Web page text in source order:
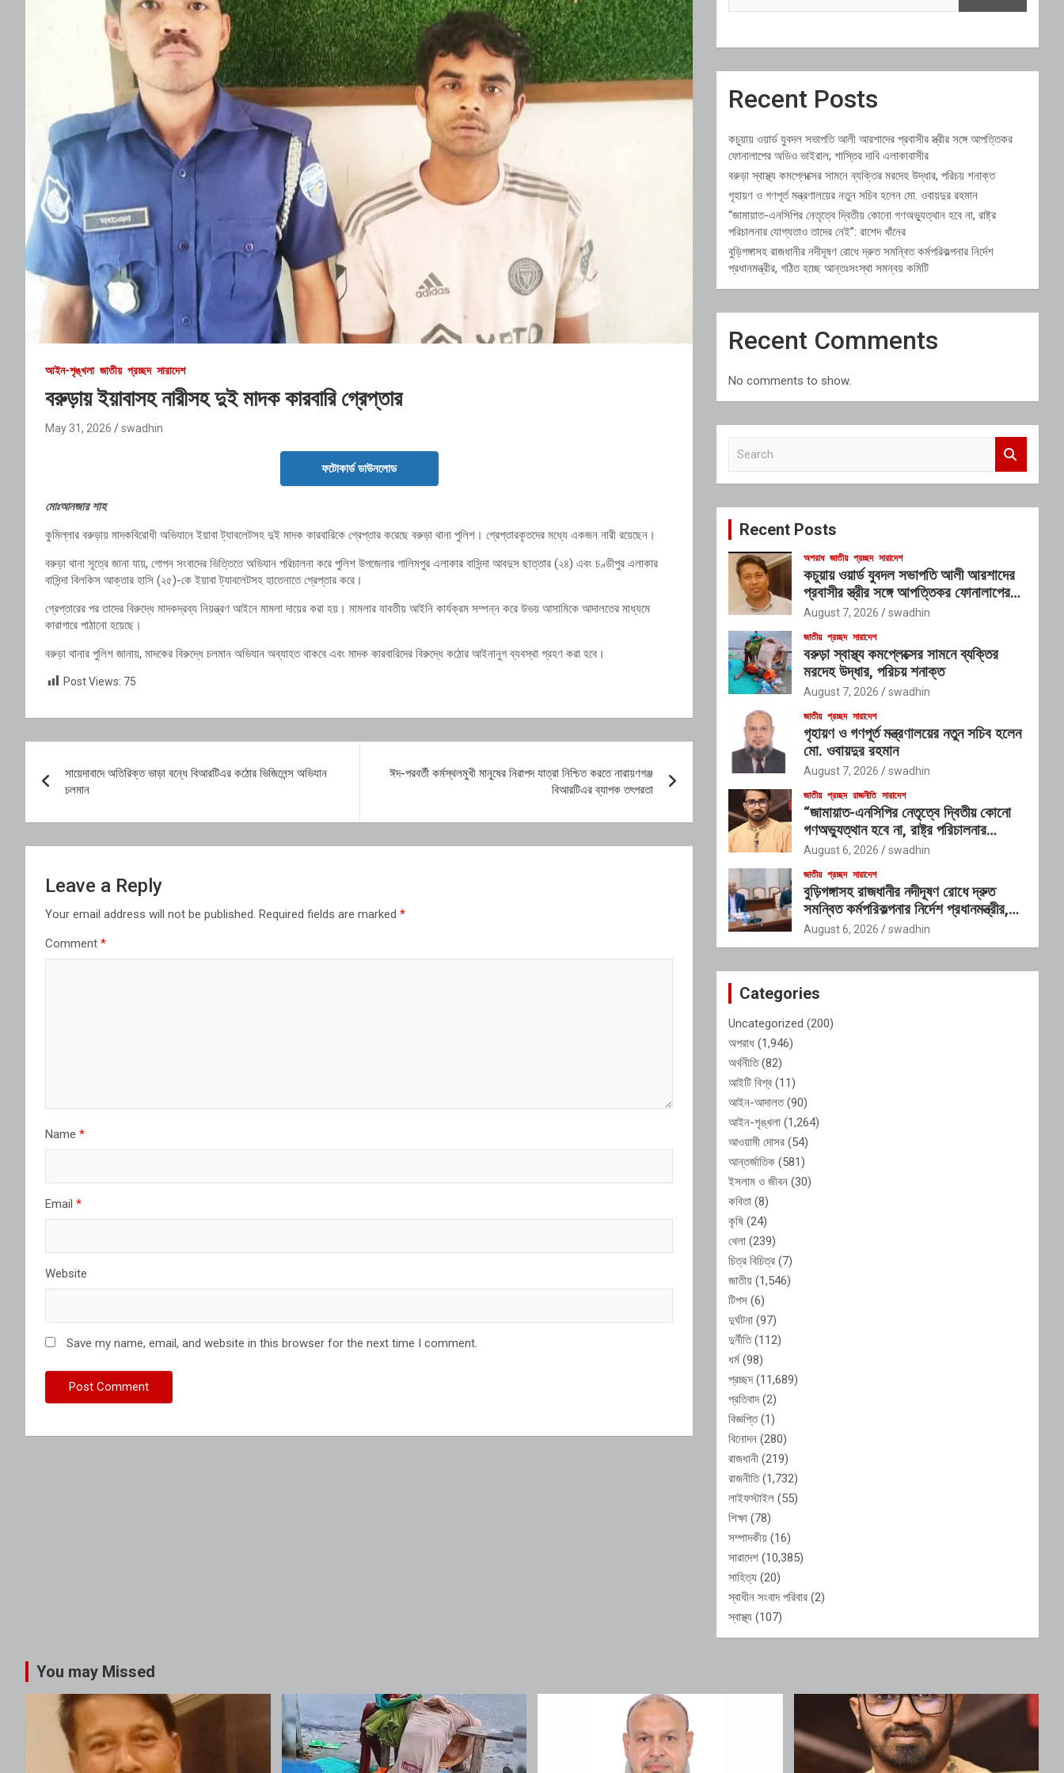
আইন-শৃঙ্খলা জাতীয় প্রচ্ছদ সারাদেশ
বরুড়ায় ইয়াবাসহ নারীসহ দুই মাদক কারবারি গ্রেপ্তার
May 31, 2026 swadhin
ফটোকার্ড ডাউনলোড
মোঃআনজার শাহ
কুমিল্লার বরুড়ায় মাদকবিরোধী অভিযানে ইয়াবা ট্যাবলেটসহ দুই মাদক কারবারিকে গ্রেপ্তার করেছে বরুড়া থানা পুলিশ। গ্রেপ্তারকৃতদের মধ্যে একজন নারী রয়েছেন।
বরুড়া থানা সূত্রে জানা যায়, গোপন সংবাদের ভিত্তিতে অভিযান পরিচালনা করে পুলিশ উপজেলার গালিমপুর এলাকার বাসিন্দা আবদুস ছাত্তার (২৪) এবং চণ্ডীপুর এলাকার
বাসিন্দা বিলকিস আক্তার হাসি (২৫)-কে ইয়াবা ট্যাবলেটসহ হাতেনাতে গ্রেপ্তার করে।
গ্রেপ্তারের পর তাদের বিরুদ্ধে মাদকদ্রব্য নিয়ন্ত্রণ আইনে মামলা দায়ের করা হয়। মামলার যাবতীয় আইনি কার্যক্রম সম্পন্ন করে উভয় আসামিকে আদালতের মাধ্যমে
কারাগারে পাঠানো হয়েছে।
বরুড়া থানার পুলিশ জানায়, মাদকের বিরুদ্ধে চলমান অভিযান অব্যাহত থাকবে এবং মাদক কারবারিদের বিরুদ্ধে কঠোর আইনানুগ ব্যবস্থা গ্রহণ করা হবে।
Post Views: 75
navigation
সায়েদাবাদে অতিরিক্ত ভাড়া বন্ধে বিআরটিএর কঠোর ভিজিলেন্স অভিযান
চলমান
ঈদ-পরবর্তী কর্মস্থলমুখী মানুষের নিরাপদ যাত্রা নিশ্চিত করতে নারায়ণগঞ্জ
বিআরটিএর ব্যাপক তৎপরতা
Leave a Reply
Your email address will not be published. Required fields are marked *
Comment *
Name *
Email *
Website
Save my name, email, and website in this browser for the next time I comment.
Recent Posts
কচুয়ায় ওয়ার্ড যুবদল সভাপতি আলী আরশাদের প্রবাসীর স্ত্রীর সঙ্গে আপত্তিকর
ফোনালাপের অডিও ভাইরাল; শাস্তির দাবি এলাকাবাসীর
বরুড়া স্বাস্থ্য কমপ্লেক্সের সামনে ব্যক্তির মরদেহ উদ্ধার, পরিচয় শনাক্ত
গৃহায়ণ ও গণপূর্ত মন্ত্রণালয়ের নতুন সচিব হলেন মো. ওবায়দুর রহমান
“জামায়াত-এনসিপির নেতৃত্বে দ্বিতীয় কোনো গণঅভ্যুত্থান হবে না, রাষ্ট্র
পরিচালনার যোগ্যতাও তাদের নেই”: রাশেদ খাঁনের
বুড়িগঙ্গাসহ রাজধানীর নদীদূষণ রোধে দ্রুত সমন্বিত কর্মপরিকল্পনার নির্দেশ
প্রধানমন্ত্রীর, গঠিত হচ্ছে আন্তঃসংস্থা সমন্বয় কমিটি
Recent Comments
No comments to show.
c
Recent Posts
অপরাধ জাতীয় প্রচ্ছদ সারাদেশ
কচুয়ায় ওয়ার্ড যুবদল সভাপতি আলী আরশাদের
প্রবাসীর স্ত্রীর সঙ্গে আপত্তিকর ফোনালাপের
অডিও ভাইরাল; শাস্তির দাবি এলাকাবাসীর
August 7, 2026 swadhin
জাতীয় প্রচ্ছদ সারাদেশ
বরুড়া স্বাস্থ্য কমপ্লেক্সের সামনে ব্যক্তির
মরদেহ উদ্ধার, পরিচয় শনাক্ত
August 7, 2026 swadhin
জাতীয় প্রচ্ছদ সারাদেশ
গৃহায়ণ ও গণপূর্ত মন্ত্রণালয়ের নতুন সচিব হলেন
মো. ওবায়দুর রহমান
August 7, 2026 swadhin
জাতীয় প্রচ্ছদ রাজনীতি সারাদেশ
“জামায়াত-এনসিপির নেতৃত্বে দ্বিতীয় কোনো
গণঅভ্যুত্থান হবে না, রাষ্ট্র পরিচালনার
যোগ্যতাও তাদের নেই”: রাশেদ খাঁনের
August 6, 2026 swadhin
জাতীয় প্রচ্ছদ সারাদেশ
বুড়িগঙ্গাসহ রাজধানীর নদীদূষণ রোধে দ্রুত
সমন্বিত কর্মপরিকল্পনার নির্দেশ প্রধানমন্ত্রীর,
গঠিত হচ্ছে আন্তঃসংস্থা সমন্বয় কমিটি
August 6, 2026 swadhin
Categories
Uncategorized (200)
অপরাধ (1,946)
অর্থনীতি(82)
আইটি বিশ্ব (11)
আইন-আদালত(90)
আইন-শৃঙ্খলা (1,264)
আওয়ামী দোসর (54)
আন্তর্জাতিক (581)
ইসলাম ও জীবন (30)
কবিতা (8)
কৃষি (24)
খেলা (239)
চিত্র বিচিত্র (7)
জাতীয় (1,546)
টিপস (6)
দুর্ঘটনা (97)
দুর্নীতি(112)
ধর্ম(98)
প্রচ্ছদ(11,689)
প্রতিবাদ(2)
বিজ্ঞপ্তি(1)
বিনোদন (280)
রাজধানী (219)
রাজনীতি(1,732)
লাইফস্টাইল (55)
শিক্ষা (78)
সম্পাদকীয় (16)
সারাদেশ (10,385)
সাহিত্য (20)
স্বাধীন সংবাদ পরিবার (2)
স্বাস্থ্য (107)
You may Missed